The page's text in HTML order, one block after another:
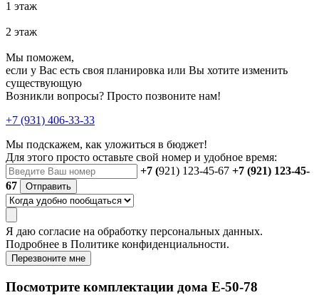
1 этаж
2 этаж
Мы поможем,
если у Вас есть своя планировка или Вы хотите изменить
существующую
Возникли вопросы? Просто позвоните нам!
+7 (931) 406-33-33
Мы подскажем, как уложиться в бюджет!
Для этого просто оставьте свой номер и удобное время:
+7 (921) 123-45-67 +7 (921) 123-45-
67
Отправить
Я даю согласие на обработку персональных данных.
Подробнее в Политике конфиденциальности.
Перезвоните мне
Посмотрите комплектации дома E-50-78